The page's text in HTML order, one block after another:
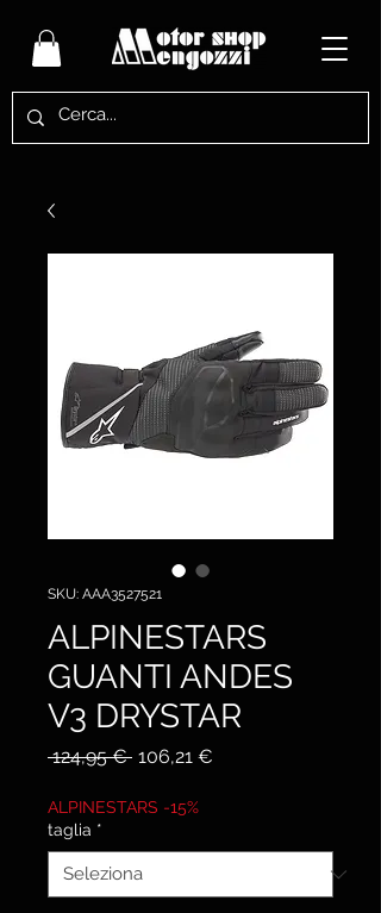
SKU: AAA3527521
ALPINESTARS
GUANTI ANDES
V3 DRYSTAR
124,95 € Prezzo
106,21 €
ALPINESTARS -15%
taglia *